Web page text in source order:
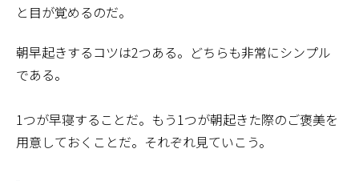
と目が覚めるのだ。
朝早起きするコツは2つある。どちらも非常にシンプル
である。
1つが早寝することだ。もう1つが朝起きた際のご褒美を
用意しておくことだ。それぞれ見ていこう。